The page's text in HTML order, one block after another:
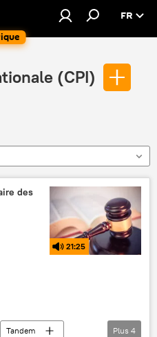
FR
(CPI)
des
21:25
Tandem
Plus 4